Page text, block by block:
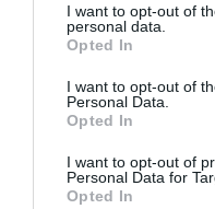
I want to opt-out of
personal data.
Opted In
I want to opt-out of
Personal Data.
Opted In
I want to opt-out of
Personal Data for
Opted In
intestinal. Administrado
antiinflamatorio.
De venta en farmacias y